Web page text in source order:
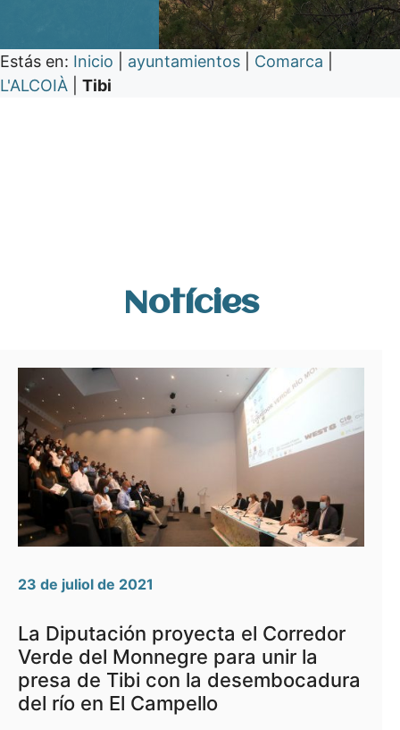
Estás en: Inicio ayuntamientos Comarca
L'ALCOIÀ
Tibi
Notícies
23 de juliol de 2021
La Diputación proyecta el Corredor
Verde del Monnegre para unir la
presa de Tibi con la desembocadura
del río en El Campello